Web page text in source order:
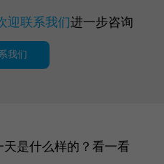
迎联系我们进一步咨询
我们
是什么样的？看一看